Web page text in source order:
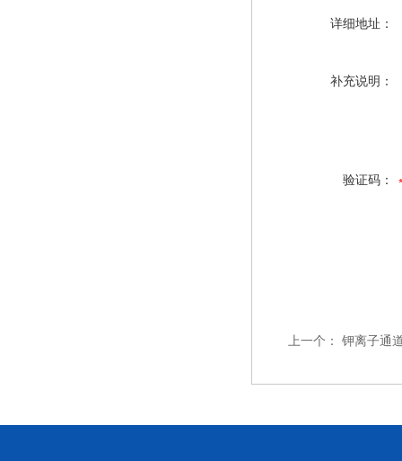
详细地址：
补充说明：
验证码：
上一个： 钾离子通